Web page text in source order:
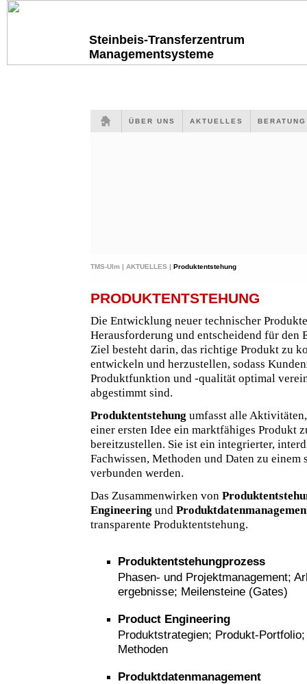
Steinbeis-Transferzentrum
Managementsysteme
ÜBER UNS AKTUELLES
TMS-Ulm | AKTUELLES | Produktentstehung
PRODUKTENTSTEHUNG
Die Entwicklung neuer technischer
Herausforderung und entscheidend für den
Ziel besteht darin, das richtige Produkt zu
entwickeln und herzustellen, sodass
Produktfunktion und -qualität optimal
abgestimmt sind.
Produktentstehung umfasst alle
einer ersten Idee ein marktfähiges Produkt
bereitzustellen. Sie ist ein integrierter,
Fachwissen, Methoden und Daten zu einem
verbunden werden.
Das Zusammenwirken von
Engineering und
transparente Produktentstehung.
Produktentstehungprozess
Phasen- und Projektmanagement;
ergebnisse; Meilensteine (Gates)
Product Engineering
Produktstrategien; Produkt-
Methoden
Produktdatenmanagement